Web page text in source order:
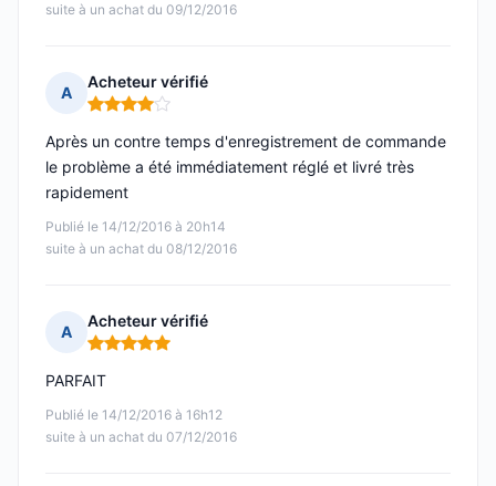
suite à un achat du 09/12/2016
A
Acheteur vérifié
Note : 4 sur 5
Publié le 14/12/2016 à 20h14
suite à un achat du 08/12/2016
Après un contre temps d'enregistrement de commande
le problème a été immédiatement réglé et livré très
rapidement
A
Acheteur vérifié
Note : 5 sur 5
Publié le 14/12/2016 à 16h12
suite à un achat du 07/12/2016
PARFAIT